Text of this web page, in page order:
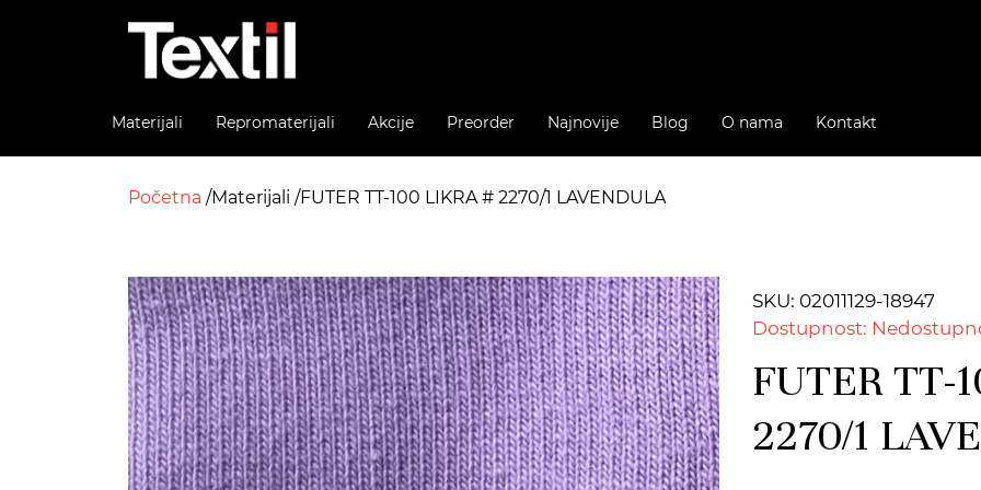
Materijali Repromaterijali Akcije Preorder Najnovije Blog O nama Kontakt
Početna Materijali FUTER TT-100 LIKRA # 2270/1 LAVENDULA
SKU: 02011129-18947
Dostupnost:
FUTER TT-
2270/1